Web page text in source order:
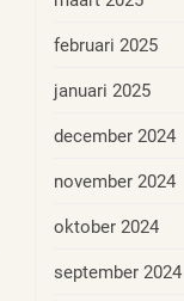
februari 2025
januari 2025
december 2024
november 2024
oktober 2024
september 2024